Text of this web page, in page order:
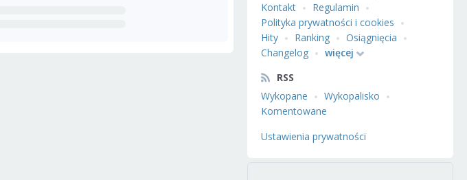
Kontakt
Regulamin
Polityka prywatności i cookies
Hity
Ranking
Osiągnięcia
Changelog
więcej
RSS
Wykopane
Wykopalisko
Komentowane
Ustawienia prywatności